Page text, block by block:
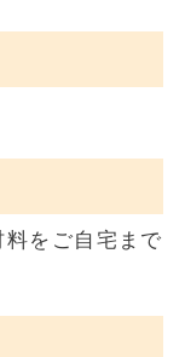
をご自宅まで